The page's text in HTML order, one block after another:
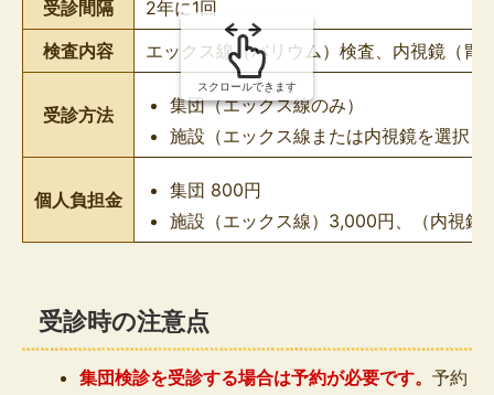
受診間隔
2年に1回
検査内容
エックス線（バリウム）検査、内視鏡（胃
受診方法
集団（エックス線のみ）
施設（エックス線または内視鏡を選択）
個人負担金
集団 800円
施設（エックス線）3,000円、（内視鏡
スクロールできます
受診時の注意点
集団検診を受診する場合は予約が必要です。予約